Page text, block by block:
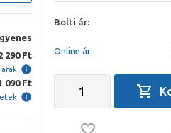
290 Ft
090 Ft
Bolti ár:
Online ár: